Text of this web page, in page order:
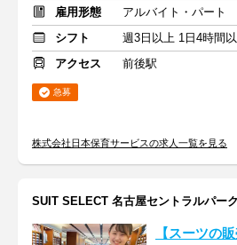
雇用形態
アルバイト・パート
シフト
週3日以上 1日4時間
アクセス
前後駅
急募
株式会社日本保育サービスの求人一覧を見る
SUIT SELECT 名古屋セントラルパー
【スーツの